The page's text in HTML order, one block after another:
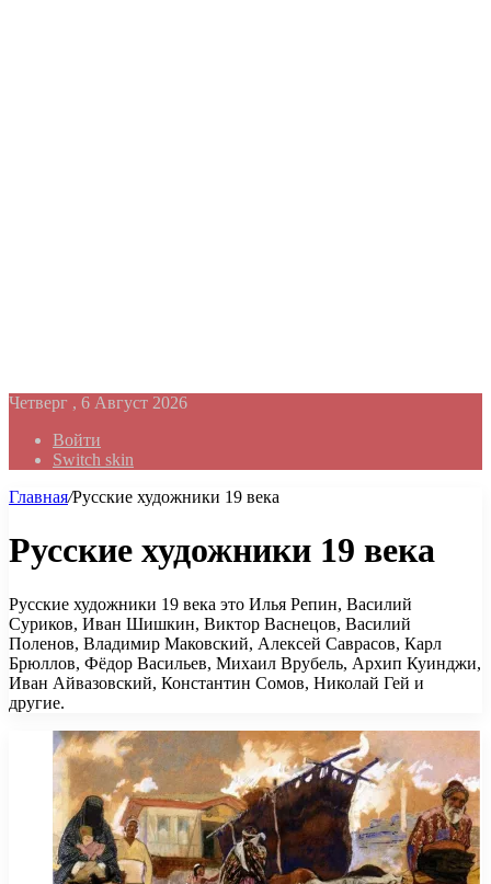
Четверг , 6 Август 2026
Войти
Switch skin
Главная/Русские художники 19 века
Русские художники 19 века
Русские художники 19 века это Илья Репин, Василий
Суриков, Иван Шишкин, Виктор Васнецов, Василий
Поленов, Владимир Маковский, Алексей Саврасов, Карл
Брюллов, Фёдор Васильев, Михаил Врубель, Архип Куинджи,
Иван Айвазовский, Константин Сомов, Николай Гей и
другие.